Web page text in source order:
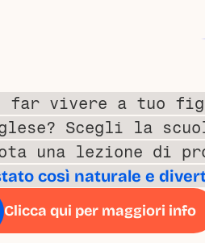
far vivere a tuo
Scegli la
una lezione di
così naturale e
Clicca qui per maggiori info